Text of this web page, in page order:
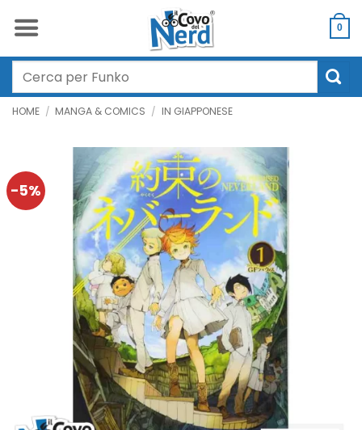
0
Cerca:
HOME / MANGA & COMICS / IN GIAPPONESE
-5%